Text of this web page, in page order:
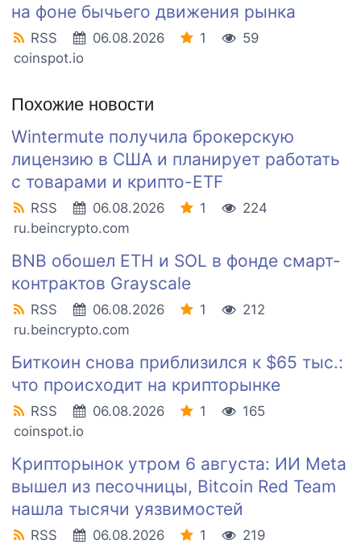
на фоне бычьего движения рынка
RSS 06.08.2026 1
59
coinspot.io
Похожие новости
Wintermute получила брокерскую
лицензию в США и планирует работать
с товарами и крипто-ETF
RSS 06.08.2026 1
224
ru.beincrypto.com
BNB обошел ETH и SOL в фонде смарт-
контрактов Grayscale
RSS 06.08.2026 1
212
ru.beincrypto.com
Биткоин снова приблизился к $65 тыс.:
что происходит на крипторынке
RSS 06.08.2026 1
165
coinspot.io
Крипторынок утром 6 августа: ИИ Meta
вышел из песочницы, Bitcoin Red Team
нашла тысячи уязвимостей
RSS 06.08.2026 1
219